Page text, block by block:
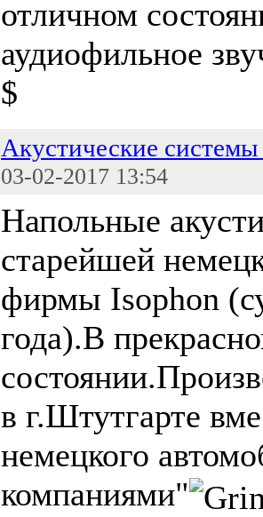
отличном
аудиофильное
$
Акустические
03-02-2017 13:54
Напольные
старейшей
фирмы Isophon
года).В
в г.Штутгарте
немецкого
компаниями"